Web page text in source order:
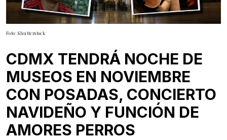
Foto: Shutterstock
CDMX TENDRÁ NOCHE DE
MUSEOS EN NOVIEMBRE
CON POSADAS, CONCIERTO
NAVIDEÑO Y FUNCIÓN DE
AMORES PERROS